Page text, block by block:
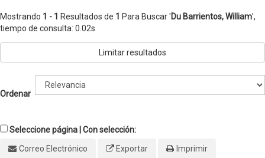
Mostrando 1 - 1 Resultados de 1 Para Buscar 'Du Barrientos, William',
tiempo de consulta: 0.02s
Limitar resultados
Ordenar
Seleccione página | Con selección:
Correo Electrónico
Exportar Imprimir